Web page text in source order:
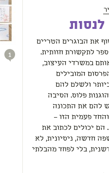
לנסות
את הבוגרים הטריים
לתקשורת חזותית.
במשרדי העיצוב,
המובילים
ולשלם להם
פלוס. הסיבה
להם את התכונה
פעמית הזו –
הם יכולים לכתוב את
חדשה, ניסיונית, לא
בלי לפחד מהבלתי
1